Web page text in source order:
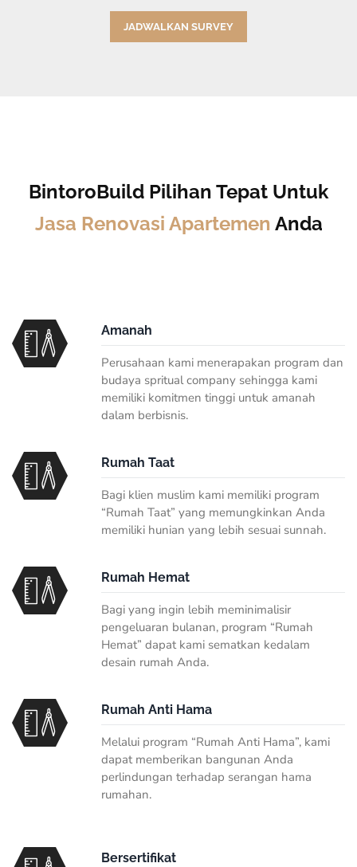
JADWALKAN SURVEY
BintoroBuild Pilihan Tepat Untuk
Jasa Renovasi Apartemen Anda
Amanah
Perusahaan kami menerapakan program dan
budaya spritual company sehingga kami
memiliki komitmen tinggi untuk amanah
dalam berbisnis.
Rumah Taat
Bagi klien muslim kami memiliki program
“Rumah Taat” yang memungkinkan Anda
memiliki hunian yang lebih sesuai sunnah.
Rumah Hemat
Bagi yang ingin lebih meminimalisir
pengeluaran bulanan, program “Rumah
Hemat” dapat kami sematkan kedalam
desain rumah Anda.
Rumah Anti Hama
Melalui program “Rumah Anti Hama”, kami
dapat memberikan bangunan Anda
perlindungan terhadap serangan hama
rumahan.
Bersertifikat